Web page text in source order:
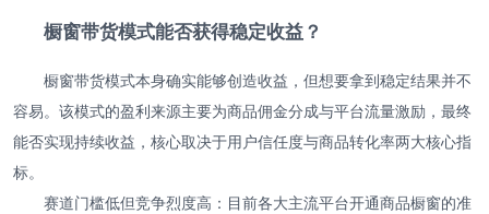
橱窗带货模式能否获得稳定收益？
橱窗带货模式本身确实能够创造收益，但想要拿到稳定结果并不
容易。该模式的盈利来源主要为商品佣金分成与平台流量激励，最终
能否实现持续收益，核心取决于用户信任度与商品转化率两大核心指
标。
赛道门槛低但竞争烈度高：目前各大主流平台开通商品橱窗的准